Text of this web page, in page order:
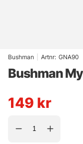
Bushman Artnr: GNA90
Bushman
149 kr